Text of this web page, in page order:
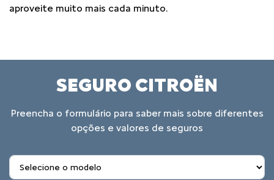
aproveite muito mais cada minuto.
SEGURO CITROËN
Preencha o formulário para saber mais sobre diferentes
opções e valores de seguros